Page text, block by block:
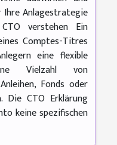
Ihre Anlagestrategie
verstehen Ein
Comptes-Titres
eine flexible
Vielzahl von
Fonds oder
Die CTO Erklärung
keine spezifischen